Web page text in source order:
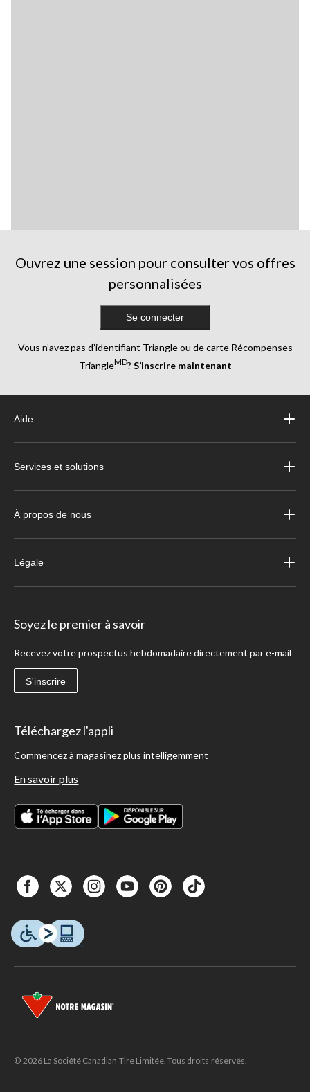
Ouvrez une session pour consulter vos offres
personnalisées
Se connecter
Vous n’avez pas d’identifiant Triangle ou de carte Récompenses
TriangleMD? S’inscrire maintenant
Aide
Services et solutions
À propos de nous
Légale
Soyez le premier à savoir
Recevez votre prospectus hebdomadaire directement par e-mail
S'inscrire
Téléchargez l'appli
Commencez à magasinez plus intelligemment
En savoir plus
© 2026 La Société Canadian Tire Limitée. Tous droits réservés.